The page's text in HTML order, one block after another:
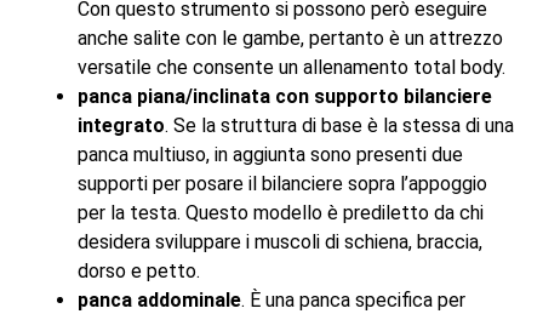
Con questo strumento si possono però eseguire
anche salite con le gambe, pertanto è un attrezzo
versatile che consente un allenamento total body.
panca piana/inclinata con supporto bilanciere
integrato. Se la struttura di base è la stessa di una
panca multiuso, in aggiunta sono presenti due
supporti per posare il bilanciere sopra l’appoggio
per la testa. Questo modello è prediletto da chi
desidera sviluppare i muscoli di schiena, braccia,
dorso e petto.
panca addominale. È una panca specifica per